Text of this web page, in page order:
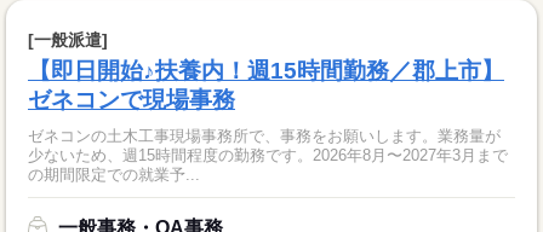
[一般派遣]
【即日開始♪扶養内！週15時間勤務／郡上市】
ゼネコンで現場事務
ゼネコンの土木工事現場事務所で、事務をお願いします。業務量が
少ないため、週15時間程度の勤務です。2026年8月〜2027年3月まで
の期間限定での就業予...